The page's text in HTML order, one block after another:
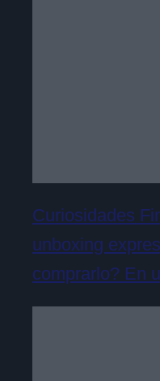
Curiosidades
unboxing
comprarlo? En